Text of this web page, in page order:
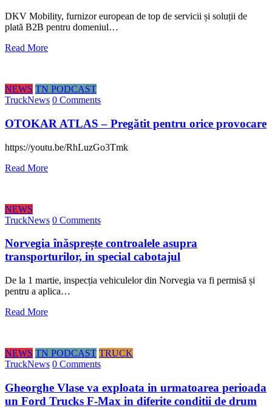
DKV Mobility, furnizor european de top de servicii și soluții de
plată B2B pentru domeniul…
Read More
NEWS TN PODCAST
TruckNews 0 Comments
OTOKAR ATLAS – Pregătit pentru orice provocare
https://youtu.be/RhLuzGo3Tmk
Read More
NEWS
TruckNews 0 Comments
Norvegia înăsprește controalele asupra
transporturilor, in special cabotajul
De la 1 martie, inspecția vehiculelor din Norvegia va fi permisă și
pentru a aplica…
Read More
NEWS TN PODCAST TRUCK
TruckNews 0 Comments
Gheorghe Vlase va exploata in urmatoarea perioada
un Ford Trucks F-Max in diferite conditii de drum